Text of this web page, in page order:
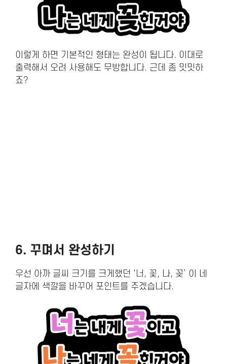
이렇게 하면 기본적인 형태는 완성이 됩니다. 이대로
출력해서 오려 사용해도 무방합니다. 근데 좀 밋밋하
죠?
6. 꾸며서 완성하기
우선 아까 글씨 크기를 크게했던 ‘너, 꽃, 나, 꽂’ 이 네
글자에 색깔을 바꾸어 포인트를 주겠습니다.